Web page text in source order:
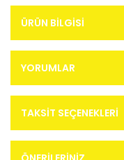
ÜRÜN BILGISI
YORUMLAR
TAKSIT SEÇENEKLERI